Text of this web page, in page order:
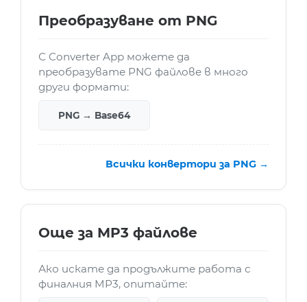
Преобразуване от PNG
С Converter App можете да
преобразувате PNG файлове в много
други формати:
PNG → Base64
Всички конвертори за PNG →
Още за MP3 файлове
Ако искате да продължите работа с
финалния MP3, опитайте: